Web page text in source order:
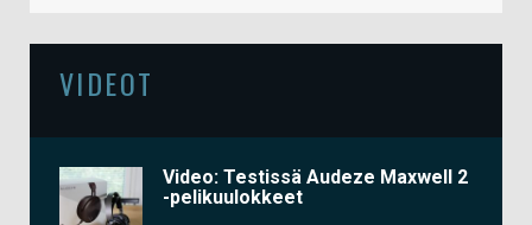
VIDEOT
Video: Testissä Audeze Maxwell 2
-pelikuulokkeet